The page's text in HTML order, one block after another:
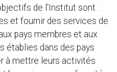
de l'Institut sont :
et fournir des services de
pays membres et aux
établies dans des pays
à mettre leurs activités